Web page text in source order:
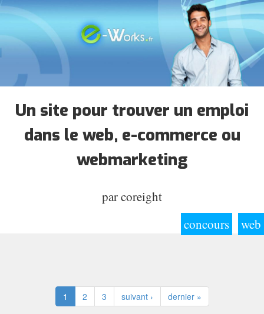
Un site pour trouver un emploi
dans le web, e-commerce ou
webmarketing
parcoreight
concours
web
1 2 3 suivant › dernier »